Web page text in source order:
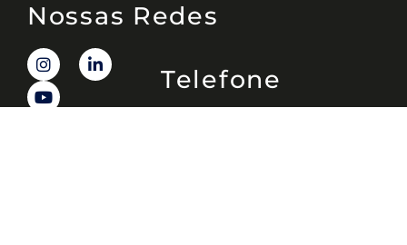
Nossas Redes
Telefone